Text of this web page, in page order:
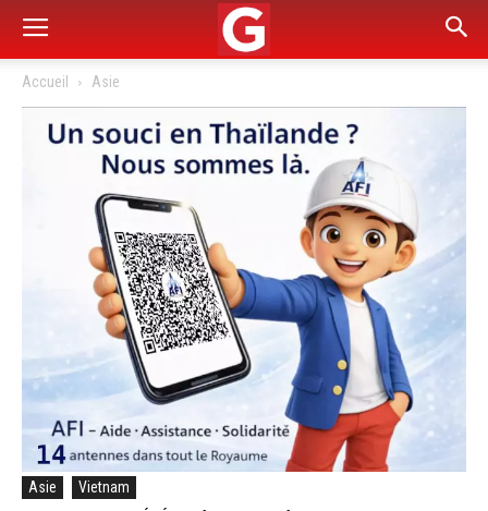
Accueil Asie
Asie Vietnam